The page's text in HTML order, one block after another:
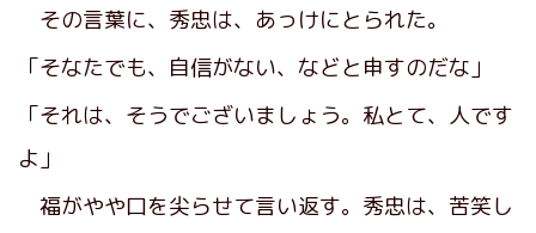
その言葉に、秀忠は、あっけにとられた。
「そなたでも、自信がない、などと申すのだな」
「それは、そうでございましょう。私とて、人です
よ」
福がやや口を尖らせて言い返す。秀忠は、苦笑し